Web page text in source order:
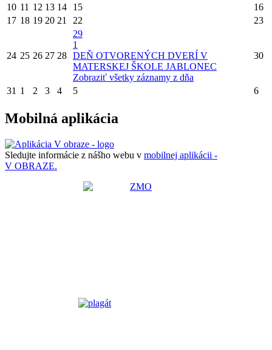
10 11 12 13 14 15
16
17 18 19 20 21 22 23
24 25 26 27 28
29
1
DEŇ OTVORENÝCH DVERÍ V
MATERSKEJ ŠKOLE JABLONEC
Zobraziť všetky záznamy z dňa
30
31 1 2 3 4 5 6
Mobilná aplikácia
Sledujte informácie z nášho webu v mobilnej aplikácii -
V OBRAZE.